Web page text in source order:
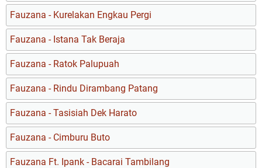
Fauzana - Kurelakan Engkau Pergi
Fauzana - Istana Tak Beraja
Fauzana - Ratok Palupuah
Fauzana - Rindu Dirambang Patang
Fauzana - Tasisiah Dek Harato
Fauzana - Cimburu Buto
Fauzana Ft. Ipank - Bacarai Tambilang